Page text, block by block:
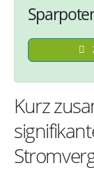
Kurz